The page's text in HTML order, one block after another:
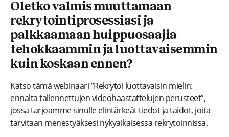
Oletko valmis muuttamaan
rekrytointiprosessiasi ja
palkkaamaan huippuosaajia
tehokkaammin ja luottavaisemmin
kuin koskaan ennen?
Katso tämä webinaari ”Rekrytoi luottavaisin mielin:
ennalta tallennettujen videohaastattelujen perusteet”,
jossa tarjoamme sinulle elintärkeät tiedot ja taidot, joita
tarvitaan menestyäksesi nykyaikaisessa rekrytoinnissa.